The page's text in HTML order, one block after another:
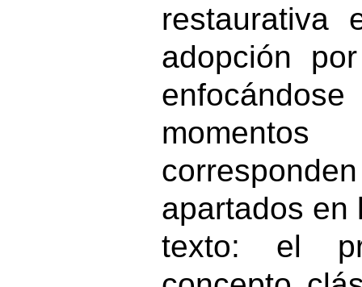
restaurativa
adopción
apartados en
texto: el